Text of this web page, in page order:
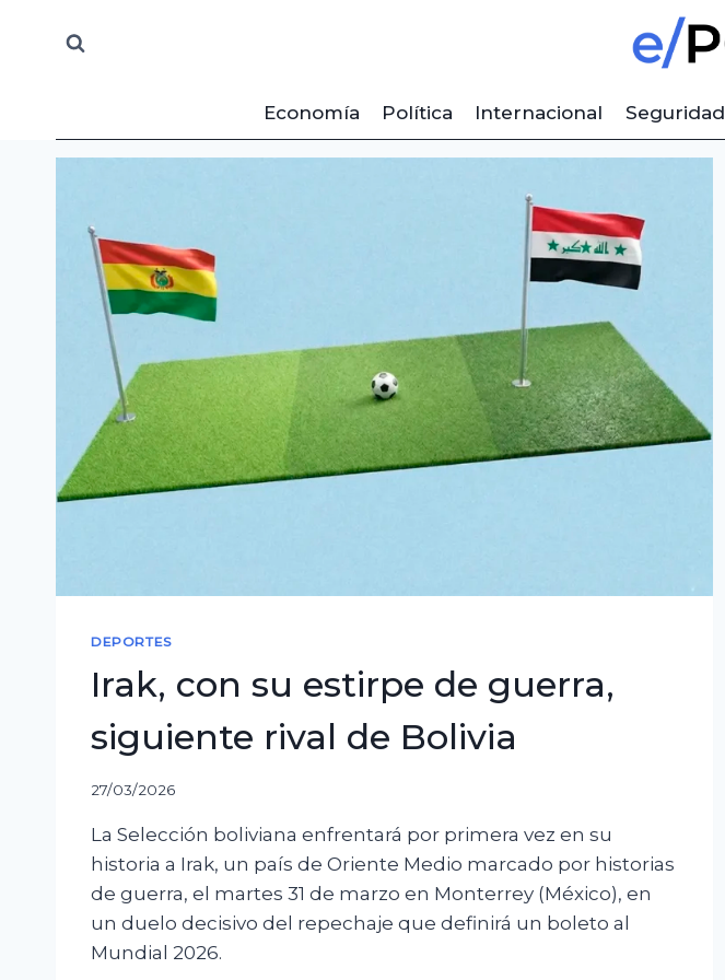
Economía
Política Internacional Seguridad
DEPORTES
Irak, con su estirpe de guerra,
siguiente rival de Bolivia
27/03/2026
La Selección boliviana enfrentará por primera vez en su
historia a Irak, un país de Oriente Medio marcado por historias
de guerra, el martes 31 de marzo en Monterrey (México), en
un duelo decisivo del repechaje que definirá un boleto al
Mundial 2026.